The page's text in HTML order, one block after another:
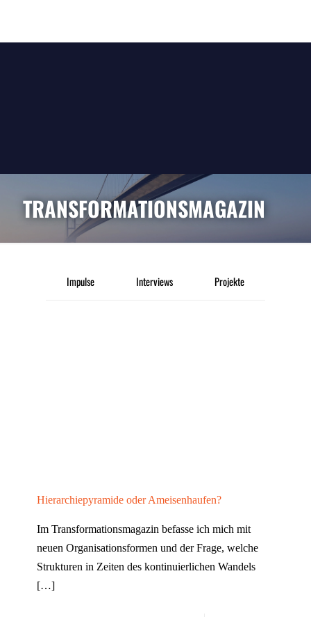
TRANSFORMATIONSMAGAZIN
Impulse Interviews Projekte
Hierarchiepyramide oder Ameisenhaufen?
Im Transformationsmagazin befasse ich mich mit
neuen Organisationsformen und der Frage, welche
Strukturen in Zeiten des kontinuierlichen Wandels
[…]